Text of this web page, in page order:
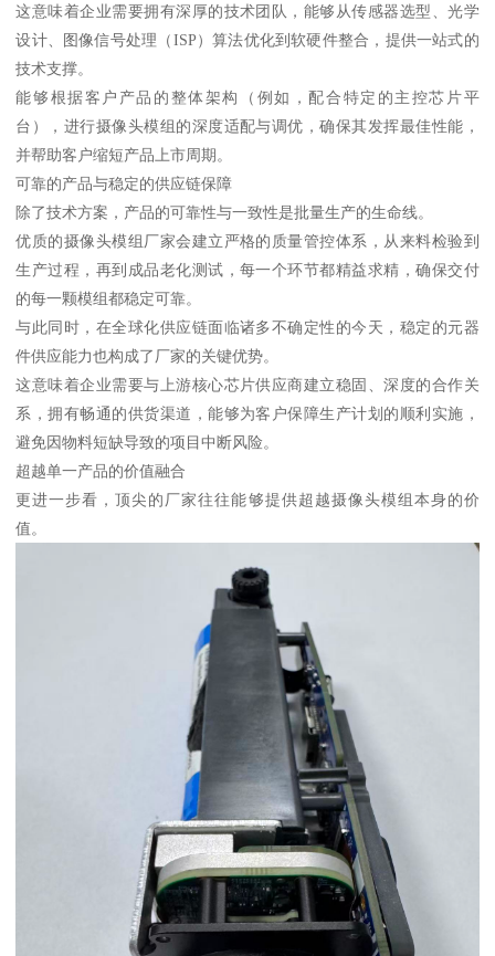
这意味着企业需要拥有深厚的技术团队，能够从传感器选型、光学
设计、图像信号处理（ISP）算法优化到软硬件整合，提供一站式的
技术支撑。
能够根据客户产品的整体架构（例如，配合特定的主控芯片平
台），进行摄像头模组的深度适配与调优，确保其发挥最佳性能，
并帮助客户缩短产品上市周期。
可靠的产品与稳定的供应链保障
除了技术方案，产品的可靠性与一致性是批量生产的生命线。
优质的摄像头模组厂家会建立严格的质量管控体系，从来料检验到
生产过程，再到成品老化测试，每一个环节都精益求精，确保交付
的每一颗模组都稳定可靠。
与此同时，在全球化供应链面临诸多不确定性的今天，稳定的元器
件供应能力也构成了厂家的关键优势。
这意味着企业需要与上游核心芯片供应商建立稳固、深度的合作关
系，拥有畅通的供货渠道，能够为客户保障生产计划的顺利实施，
避免因物料短缺导致的项目中断风险。
超越单一产品的价值融合
更进一步看，顶尖的厂家往往能够提供超越摄像头模组本身的价
值。